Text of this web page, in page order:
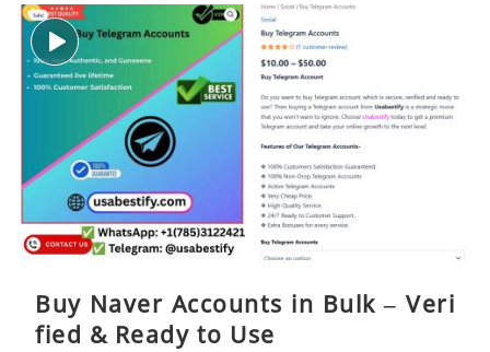
Buy Naver Accounts in Bulk – Veri
fied & Ready to Use